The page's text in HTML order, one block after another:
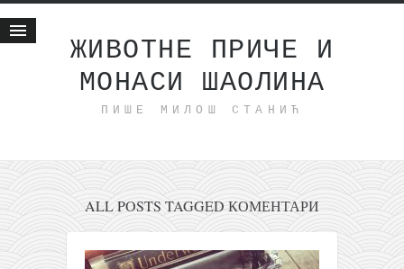
ЖИВОТНЕ ПРИЧЕ И
МОНАСИ ШАОЛИНА
ПИШЕ МИЛОШ СТАНИЋ
Животне приче
интернет пословање
исхраном до здравља
мој хаику
моменти и места
ALL POSTS TAGGED КОМЕНТАРИ